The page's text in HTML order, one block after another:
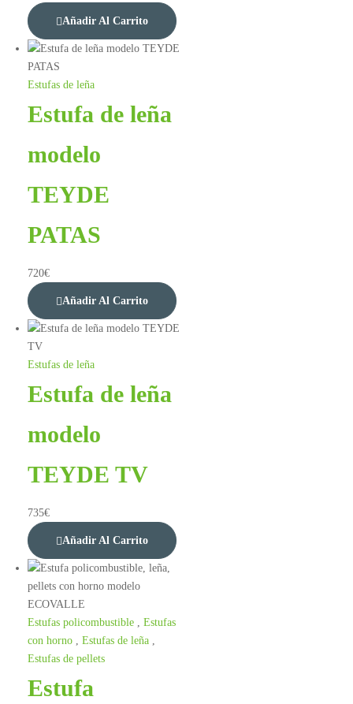
Añadir Al Carrito
Estufas de leña
Estufa de leña
modelo
TEYDE
PATAS
720€
Añadir Al Carrito
Estufas de leña
Estufa de leña
modelo
TEYDE TV
735€
Añadir Al Carrito
Estufas policombustible, Estufas
con horno, Estufas de leña,
Estufas de pellets
Estufa